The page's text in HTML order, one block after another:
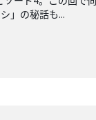
」の秘話も...